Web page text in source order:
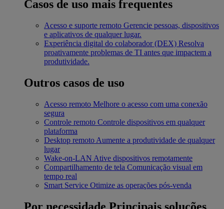
Casos de uso mais frequentes
Acesso e suporte remoto Gerencie pessoas, dispositivos
e aplicativos de qualquer lugar.
Experiência digital do colaborador (DEX) Resolva
proativamente problemas de TI antes que impactem a
produtividade.
Outros casos de uso
Acesso remoto Melhore o acesso com uma conexão
segura
Controle remoto Controle dispositivos em qualquer
plataforma
Desktop remoto Aumente a produtividade de qualquer
lugar
Wake-on-LAN Ative dispositivos remotamente
Compartilhamento de tela Comunicação visual em
tempo real
Smart Service Otimize as operações pós-venda